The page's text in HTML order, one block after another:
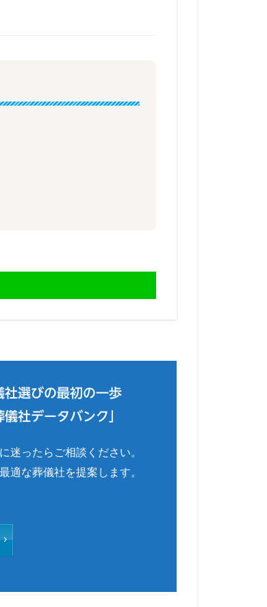
社選びの最初の一歩
儀社データバンク」
迷ったらご相談ください。
適な葬儀社を提案します。